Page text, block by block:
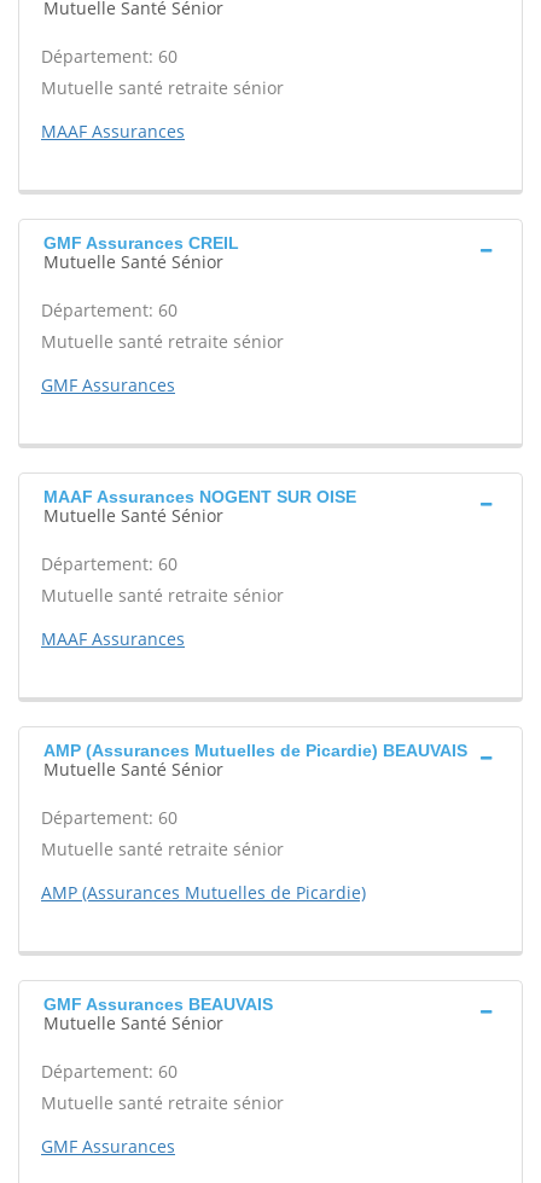
Mutuelle Santé Sénior
Département: 60
Mutuelle santé retraite sénior
MAAF Assurances
GMF Assurances CREIL
Mutuelle Santé Sénior
Département: 60
Mutuelle santé retraite sénior
GMF Assurances
MAAF Assurances NOGENT SUR OISE
Mutuelle Santé Sénior
Département: 60
Mutuelle santé retraite sénior
MAAF Assurances
AMP (Assurances Mutuelles de Picardie) BEAUVAIS
Mutuelle Santé Sénior
Département: 60
Mutuelle santé retraite sénior
AMP (Assurances Mutuelles de Picardie)
GMF Assurances BEAUVAIS
Mutuelle Santé Sénior
Département: 60
Mutuelle santé retraite sénior
GMF Assurances